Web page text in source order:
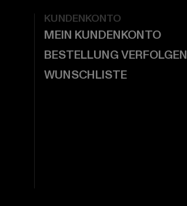
KUNDENKONTO
MEIN KUNDENKONTO
BESTELLUNG VERFOLGEN
WUNSCHLISTE